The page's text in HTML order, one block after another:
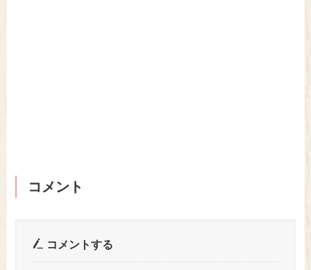
コメント
コメントする